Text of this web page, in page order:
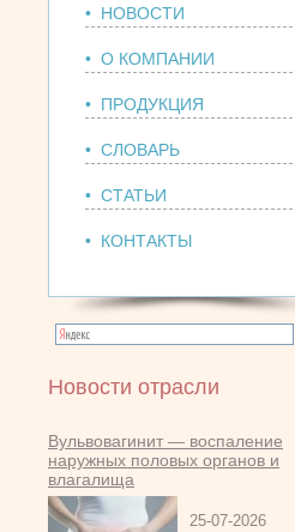
• НОВОСТИ
• О КОМПАНИИ
• ПРОДУКЦИЯ
• СЛОВАРЬ
• СТАТЬИ
• КОНТАКТЫ
Новости отрасли
Вульвовагинит — воспаление
наружных половых органов и
влагалища
25-07-2026